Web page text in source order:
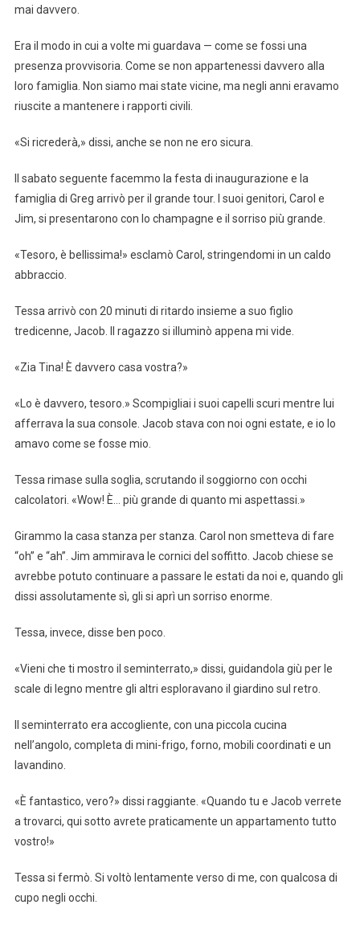
mai davvero.
Era il modo in cui a volte mi guardava — come se fossi una
presenza provvisoria. Come se non appartenessi davvero alla
loro famiglia. Non siamo mai state vicine, ma negli anni eravamo
riuscite a mantenere i rapporti civili.
«Si ricrederà,» dissi, anche se non ne ero sicura.
Il sabato seguente facemmo la festa di inaugurazione e la
famiglia di Greg arrivò per il grande tour. I suoi genitori, Carol e
Jim, si presentarono con lo champagne e il sorriso più grande.
«Tesoro, è bellissima!» esclamò Carol, stringendomi in un caldo
abbraccio.
Tessa arrivò con 20 minuti di ritardo insieme a suo figlio
tredicenne, Jacob. Il ragazzo si illuminò appena mi vide.
«Zia Tina! È davvero casa vostra?»
«Lo è davvero, tesoro.» Scompigliai i suoi capelli scuri mentre lui
afferrava la sua console. Jacob stava con noi ogni estate, e io lo
amavo come se fosse mio.
Tessa rimase sulla soglia, scrutando il soggiorno con occhi
calcolatori. «Wow! È… più grande di quanto mi aspettassi.»
Girammo la casa stanza per stanza. Carol non smetteva di fare
“oh” e “ah”. Jim ammirava le cornici del soffitto. Jacob chiese se
avrebbe potuto continuare a passare le estati da noi e, quando gli
dissi assolutamente sì, gli si aprì un sorriso enorme.
Tessa, invece, disse ben poco.
«Vieni che ti mostro il seminterrato,» dissi, guidandola giù per le
scale di legno mentre gli altri esploravano il giardino sul retro.
Il seminterrato era accogliente, con una piccola cucina
nell’angolo, completa di mini-frigo, forno, mobili coordinati e un
lavandino.
«È fantastico, vero?» dissi raggiante. «Quando tu e Jacob verrete
a trovarci, qui sotto avrete praticamente un appartamento tutto
vostro!»
Tessa si fermò. Si voltò lentamente verso di me, con qualcosa di
cupo negli occhi.